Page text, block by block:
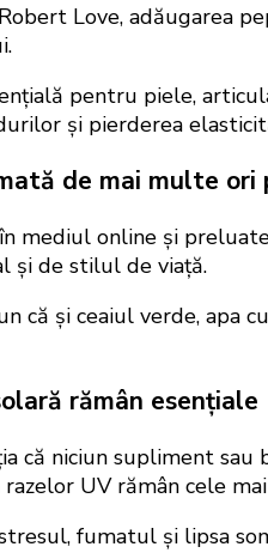
Love, adăugarea
pentru piele,
și pierderea
de mai multe ori
mediul online și
și de stilul de viață.
că și ceaiul verde,
rămân esențiale
că niciun supliment
UV rămân cele
fumatul și lipsa